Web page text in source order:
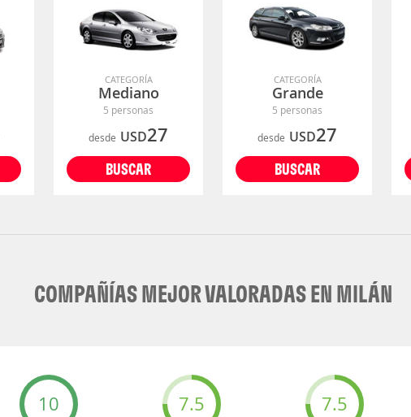
CATEGORÍA
Mediano
5 personas
desde USD27
BUSCAR
CATEGORÍA
Grande
5 personas
desde USD27
BUSCAR
COMPAÑÍAS MEJOR VALORADAS EN MILÁN
10 7.5 7.5